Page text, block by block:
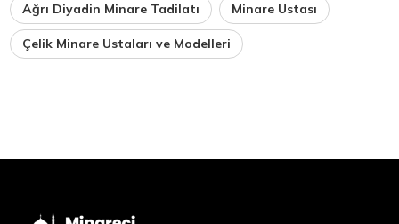
Ağrı Diyadin Minare Tadilatı Minare Ustası
Çelik Minare Ustaları ve Modelleri